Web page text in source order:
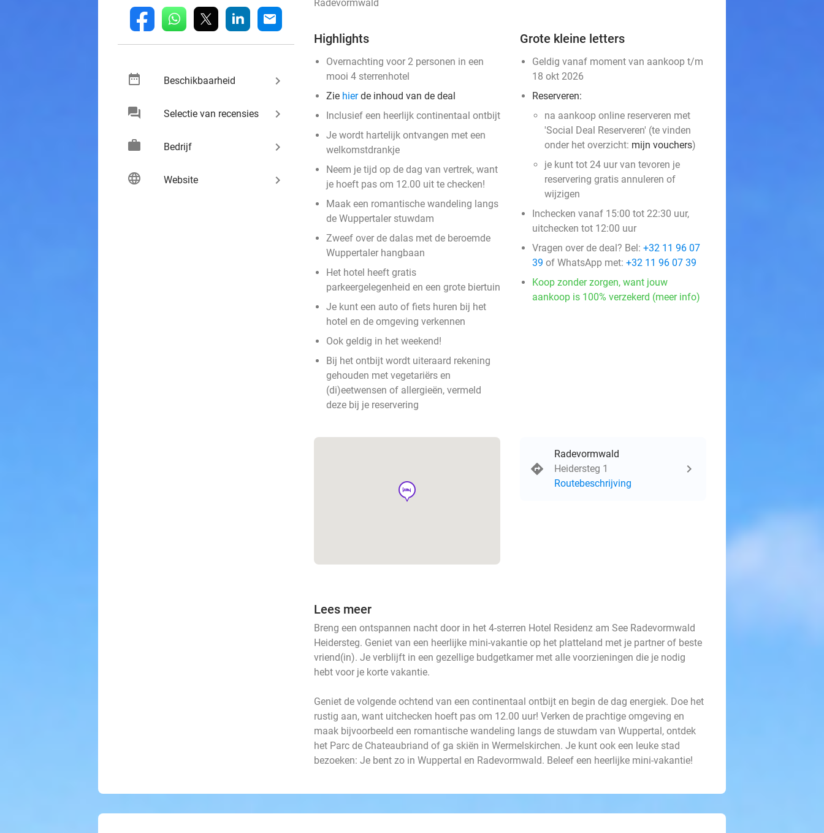
fb whatsapp linkedin mail
date_range Beschikbaarheid keyboard_arrow_right
chat Selectie van recensies keyboard_arrow_right
work Bedrijf keyboard_arrow_right
language Website keyboard_arrow_right
Radevormwald
Highlights
Overnachting voor 2 personen in een
mooi 4 sterrenhotel
Zie hierde inhoud van de deal
Inclusief een heerlijk continentaal ontbijt
Je wordt hartelijk ontvangen met een
welkomstdrankje
Neem je tijd op de dag van vertrek, want
je hoeft pas om 12.00 uit te checken!
Maak een romantische wandeling langs
de Wuppertaler stuwdam
Zweef over de dalas met de beroemde
Wuppertaler hangbaan
Het hotel heeft gratis
parkeergelegenheid en een grote biertuin
Je kunt een auto of fiets huren bij het
hotel en de omgeving verkennen
Ook geldig in het weekend!
Bij het ontbijt wordt uiteraard rekening
gehouden met vegetariërs en
(di)eetwensen of allergieën, vermeld
deze bij je reservering
Grote kleine letters
Geldig vanaf moment van aankoop t/m
18 okt 2026
Reserveren:
na aankoop online reserveren met
'Social Deal Reserveren' (te vinden
onder het overzicht: mijn vouchers)
je kunt tot 24 uur van tevoren je
reservering gratis annuleren of
wijzigen
Inchecken vanaf 15:00 tot 22:30 uur,
uitchecken tot 12:00 uur
Vragen over de deal? Bel: +32 11 96 07
39 of WhatsApp met: +32 11 96 07 39
Koop zonder zorgen, want jouw
aankoop is 100% verzekerd (meer info)
hotel
Radevormwald
Heidersteg 1
Routebeschrijving
Lees meer
Breng een ontspannen nacht door in het 4-sterren Hotel Residenz am See Radevormwald
Heidersteg. Geniet van een heerlijke mini-vakantie op het platteland met je partner of beste
vriend(in). Je verblijft in een gezellige budgetkamer met alle voorzieningen die je nodig
hebt voor je korte vakantie.
Geniet de volgende ochtend van een continentaal ontbijt en begin de dag energiek. Doe het
rustig aan, want uitchecken hoeft pas om 12.00 uur! Verken de prachtige omgeving en
maak bijvoorbeeld een romantische wandeling langs de stuwdam van Wuppertal, ontdek
het Parc de Chateaubriand of ga skiën in Wermelskirchen. Je kunt ook een leuke stad
bezoeken: Je bent zo in Wuppertal en Radevormwald. Beleef een heerlijke mini-vakantie!